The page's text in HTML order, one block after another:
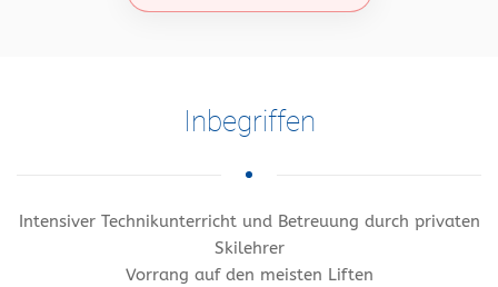
Inbegriffen
Intensiver Technikunterricht und Betreuung durch privaten
Skilehrer
Vorrang auf den meisten Liften